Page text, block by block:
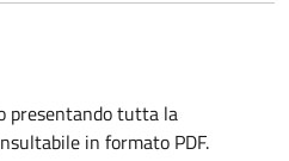
presentando tutta la
in formato PDF.